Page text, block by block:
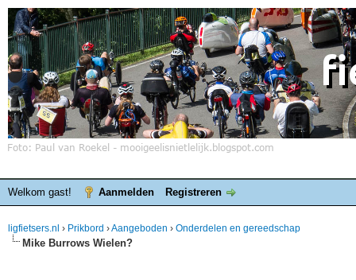
Welkom gast! Aanmelden Registreren
ligfietsers.nl › Prikbord ›Aangeboden › Onderdelen en gereedschap
Mike Burrows Wielen?